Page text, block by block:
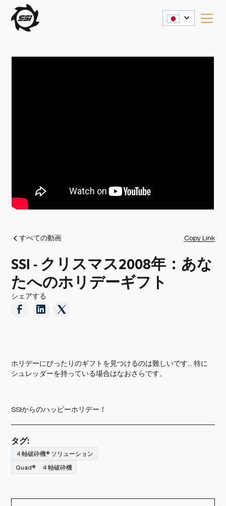
すべての動画 Copy Link
SSI - クリスマス2008年：あな
たへのホリデーギフト
シェアする
ホリデーにぴったりのギフトを見つけるのは難しいです... 特に
シュレッダーを持っている場合はなおさらです。
SSIからのハッピーホリデー！
タグ:
４軸破砕機® ソリューション
Quad® ４軸破砕機